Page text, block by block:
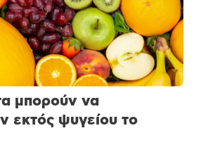
μπορούν να
εκτός ψυγείου το